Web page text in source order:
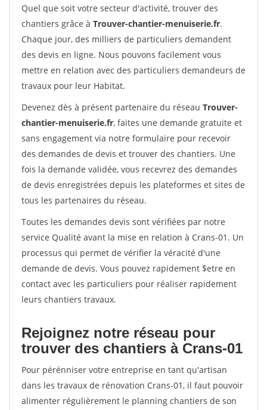
Quel que soit votre secteur d'activité, trouver des
chantiers grâce à Trouver-chantier-menuiserie.fr.
Chaque jour, des milliers de particuliers demandent
des devis en ligne. Nous pouvons facilement vous
mettre en relation avec des particuliers demandeurs de
travaux pour leur Habitat.
Devenez dès à présent partenaire du réseau Trouver-
chantier-menuiserie.fr, faites une demande gratuite et
sans engagement via notre formulaire pour recevoir
des demandes de devis et trouver des chantiers. Une
fois la demande validée, vous recevrez des demandes
de devis enregistrées depuis les plateformes et sites de
tous les partenaires du réseau.
Toutes les demandes devis sont vérifiées par notre
service Qualité avant la mise en relation à Crans-01. Un
processus qui permet de vérifier la véracité d'une
demande de devis. Vous pouvez rapidement $etre en
contact avec les particuliers pour réaliser rapidement
leurs chantiers travaux.
Rejoignez notre réseau pour
trouver des chantiers à Crans-01
Pour pérénniser votre entreprise en tant qu'artisan
dans les travaux de rénovation Crans-01, il faut pouvoir
alimenter régulièrement le planning chantiers de son